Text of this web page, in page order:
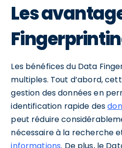
Les
Les bénéfices du Data
multiples. Tout d’abord,
gestion des données en
identification rapide des
peut réduire
nécessaire à la recherche
informations. De plus, le